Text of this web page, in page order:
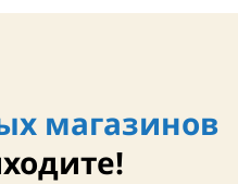
магазинов